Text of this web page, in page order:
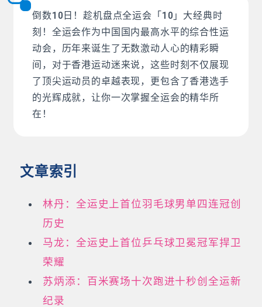
倒数10日！趁机盘点全运会「10」大经典时
刻！全运会作为中国国内最高水平的综合性运
动会，历年来诞生了无数激动人心的精彩瞬
间，对于香港运动迷来说，这些时刻不仅展现
了顶尖运动员的卓越表现，更包含了香港选手
的光辉成就，让你一次掌握全运会的精华所
在！
文章索引
林丹：全运史上首位羽毛球男单四连冠创
历史
马龙：全运史上首位乒乓球卫冕冠军捍卫
荣耀
苏炳添：百米赛场十次跑进十秒创全运新
纪录